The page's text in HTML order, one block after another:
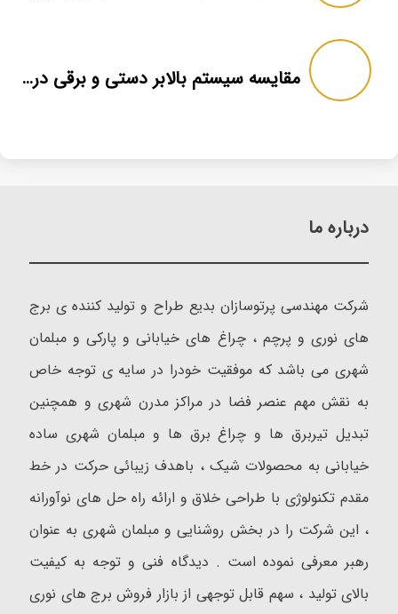
مقایسه سیستم بالابر دستی و برقی در برج پرچم
درباره ما
شرکت مهندسی پرتوسازان بدیع طراح و تولید کننده ی برج
های نوری و پرچم ، چراغ های خیابانی و پارکی و مبلمان
شهری می باشد که موفقیت خودرا در سایه ی توجه خاص
به نقش مهم عنصر فضا در مراکز مدرن شهری و همچنین
تبدیل تیربرق ها و چراغ برق ها و مبلمان شهری ساده
خیابانی به محصولات شیک ، باهدف زیبائی حرکت در خط
مقدم تکنولوژی با طراحی خلاق و ارائه راه حل های نوآورانه
، این شرکت را در بخش روشنایی و مبلمان شهری به عنوان
رهبر معرفی نموده است . دیدگاه فنی و توجه به کیفیت
بالای تولید ، سهم قابل توجهی از بازار فروش برج های نوری